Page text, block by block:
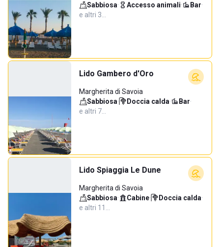
Sabbiosa· Accesso animali· Bar·
e altri 3…
Lido Gambero d'Oro
Margherita di Savoia
Sabbiosa· Doccia calda· Bar·
e altri 7…
Lido Spiaggia Le Dune
Margherita di Savoia
Sabbiosa· Cabine· Doccia calda·
e altri 11…